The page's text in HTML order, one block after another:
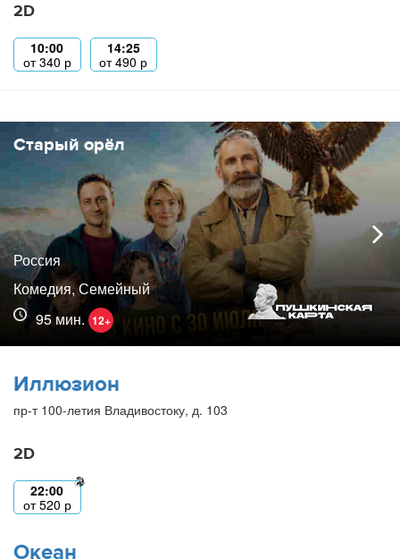
2D
10:00
от340 р
14:25
от490 р
Старый орёл
Россия
Комедия, Семейный
95 мин. 12+
Иллюзион
пр-т 100-летия Владивостоку, д. 103
2D
22:00
от520 р
Океан